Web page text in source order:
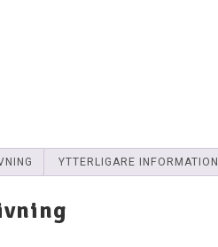
YTTERLIGARE INFORMATION